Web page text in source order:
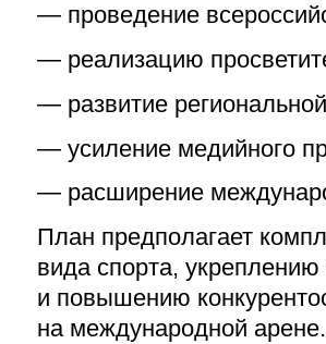
— проведение
— реализацию
— развитие
— усиление медийного
— расширение
План предполагает
вида спорта,
и повышению
на международной арене.